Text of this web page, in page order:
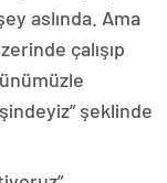
aslında. Ama
çalışıp
şeklinde